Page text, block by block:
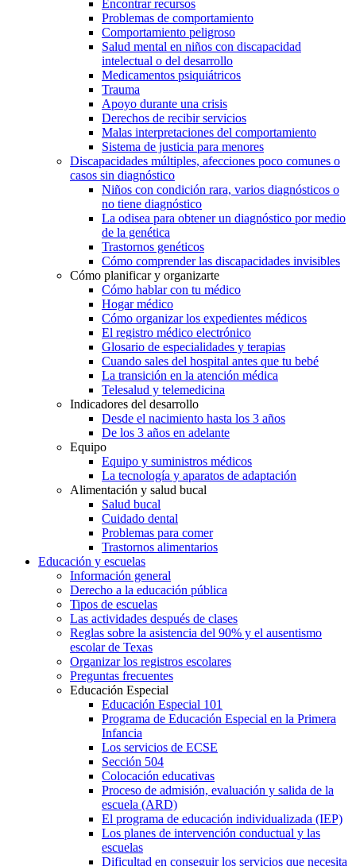
Encontrar recursos
Problemas de comportamiento
Comportamiento peligroso
Salud mental en niños con discapacidad
intelectual o del desarrollo
Medicamentos psiquiátricos
Trauma
Apoyo durante una crisis
Derechos de recibir servicios
Malas interpretaciones del comportamiento
Sistema de justicia para menores
Discapacidades múltiples, afecciones poco comunes o
casos sin diagnóstico
Niños con condición rara, varios diagnósticos o
no tiene diagnóstico
La odisea para obtener un diagnóstico por medio
de la genética
Trastornos genéticos
Cómo comprender las discapacidades invisibles
Cómo planificar y organizarte
Cómo hablar con tu médico
Hogar médico
Cómo organizar los expedientes médicos
El registro médico electrónico
Glosario de especialidades y terapias
Cuando sales del hospital antes que tu bebé
La transición en la atención médica
Telesalud y telemedicina
Indicadores del desarrollo
Desde el nacimiento hasta los 3 años
De los 3 años en adelante
Equipo
Equipo y suministros médicos
La tecnología y aparatos de adaptación
Alimentación y salud bucal
Salud bucal
Cuidado dental
Problemas para comer
Trastornos alimentarios
Educación y escuelas
Información general
Derecho a la educación pública
Tipos de escuelas
Las actividades después de clases
Reglas sobre la asistencia del 90% y el ausentismo
escolar de Texas
Organizar los registros escolares
Preguntas frecuentes
Educación Especial
Educación Especial 101
Programa de Educación Especial en la Primera
Infancia
Los servicios de ECSE
Sección 504
Colocación educativas
Proceso de admisión, evaluación y salida de la
escuela (ARD)
El programa de educación individualizada (IEP)
Los planes de intervención conductual y las
escuelas
Dificultad en conseguir los servicios que necesita